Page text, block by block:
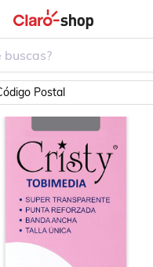
Postal
Color Grafito Unitalle